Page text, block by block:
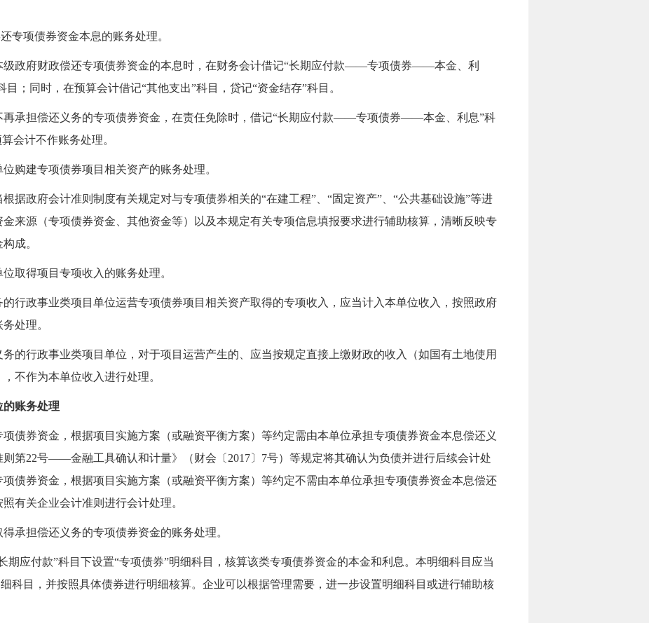
专项债券资金本息的账务处理。
政府财政偿还专项债券资金的本息时，在财务会计借记“长期应付款——专项债券——本金、利
目；同时，在预算会计借记“其他支出”科目，贷记“资金结存”科目。
承担偿还义务的专项债券资金，在责任免除时， 借记“长期应付款——专项债券——本金、利息”科
会计不作账务处理。
购建专项债券项目相关资产的账务处理。
据政府会计准则制度有关规定对与专项债券相关的“在建工程”、“固定资产”、“公共基础设施”等进
来源（专项债券资金、其他资金等）以及本规定有关专项信息填报要求进行辅助核算，清晰反映专
成。
取得项目专项收入的账务处理。
行政事业类项目单位运营专项债券项目相关资产取得的专项收入，应当计入本单位收入，按照政府
处理。
的行政事业类项目单位，对于项目运营产生的、应当按规定直接上缴财政的收入（如国有土地使用
不作为本单位收入进行处理。
账务处理
项债券资金 ，根据项目实施方案（或融资平衡方案） 等约定需由本单位承担专项债券资金本息偿还义
第22号——金融工具确认和计量》（财会 〔2017〕7号）等规定将其确认为负债并进行后续会计处
项债券资金 ，根据项目实施方案（或融资平衡方案） 等约定不需由本单位承担专项债券资金本息偿还
有关企业会计准则进行会计处理。
得承担偿还义务的专项债券资金的账务处理。
期应付款”科目 下设置“专项债券”明细科目，核算该类专项债券资金的本金和利息。 本明细科目应当
科目， 并按照具体债券进行明细核算。企业可以根据管理需要，进一步设置明细科目或进行辅助核